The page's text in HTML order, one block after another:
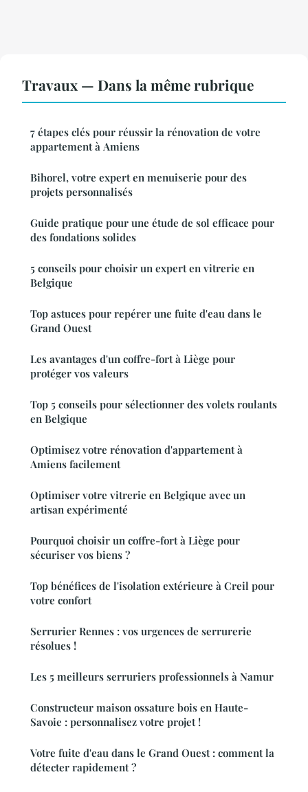
Travaux — Dans la même rubrique
7 étapes clés pour réussir la rénovation de votre
appartement à Amiens
Bihorel, votre expert en menuiserie pour des
projets personnalisés
Guide pratique pour une étude de sol efficace pour
des fondations solides
5 conseils pour choisir un expert en vitrerie en
Belgique
Top astuces pour repérer une fuite d'eau dans le
Grand Ouest
Les avantages d'un coffre-fort à Liège pour
protéger vos valeurs
Top 5 conseils pour sélectionner des volets roulants
en Belgique
Optimisez votre rénovation d'appartement à
Amiens facilement
Optimiser votre vitrerie en Belgique avec un
artisan expérimenté
Pourquoi choisir un coffre-fort à Liège pour
sécuriser vos biens ?
Top bénéfices de l'isolation extérieure à Creil pour
votre confort
Serrurier Rennes : vos urgences de serrurerie
résolues !
Les 5 meilleurs serruriers professionnels à Namur
Constructeur maison ossature bois en Haute-
Savoie : personnalisez votre projet !
Votre fuite d'eau dans le Grand Ouest : comment la
détecter rapidement ?